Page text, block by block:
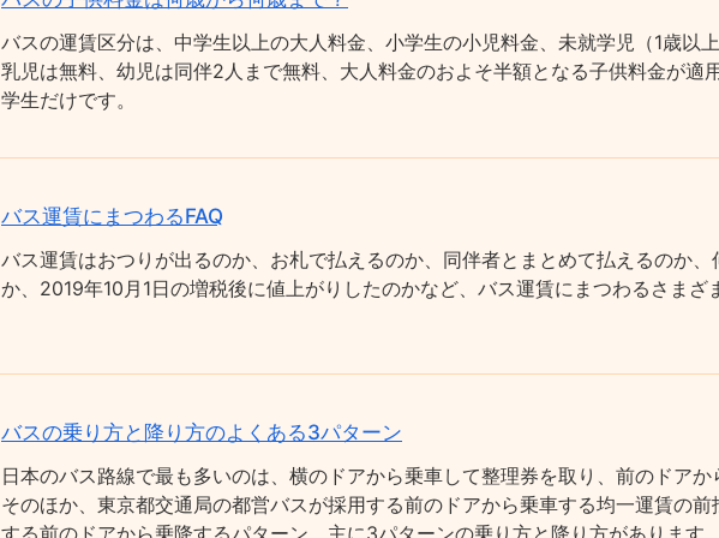
バスの運賃区分は、中学生以上の大人料金、小学生の小児料金、未就学児（1歳以
乳児は無料、幼児は同伴2人まで無料、大人料金のおよそ半額となる子供料金が適
学生だけです。
バス運賃にまつわるFAQ
バス運賃はおつりが出るのか、お札で払えるのか、同伴者とまとめて払えるのか
か、2019年10月1日の増税後に値上がりしたのかなど、バス運賃にまつわるさまざ
バスの乗り方と降り方のよくある3パターン
日本のバス路線で最も多いのは、横のドアから乗車して整理券を取り、前のドアか
そのほか、東京都交通局の都営バスが採用する前のドアから乗車する均一運賃の
する前のドアから乗降するパターン、主に3パターンの乗り方と降り方があります。